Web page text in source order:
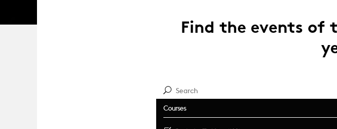
Find the events of
Courses